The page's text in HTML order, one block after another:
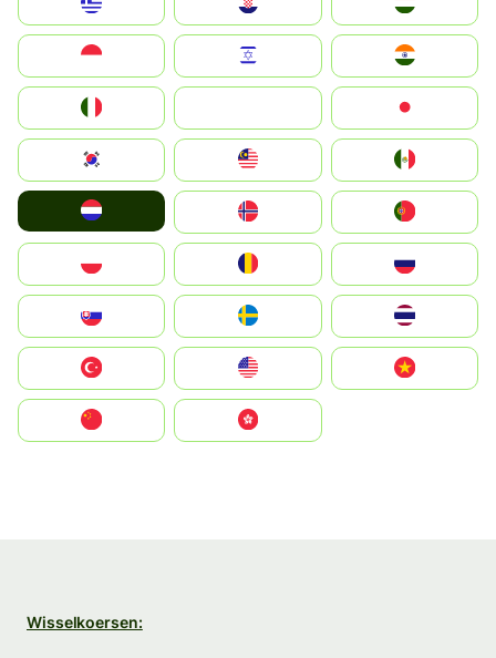
South Korea
United States
中國香港特別行政區
Wisselkoersen: